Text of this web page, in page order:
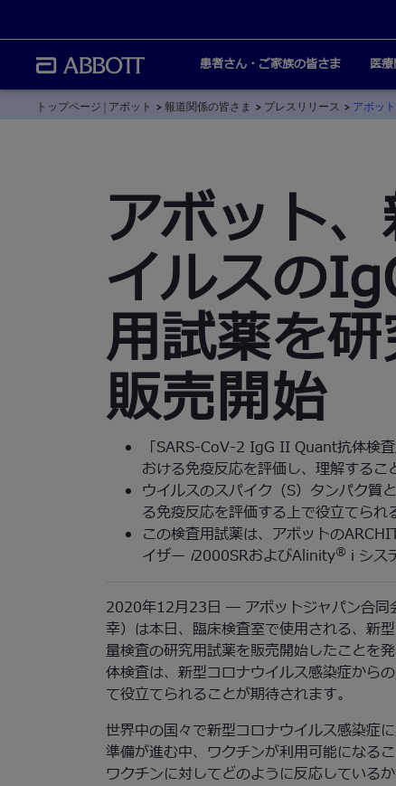
患者さん・ご家族の皆さま 医
トップページ | アボット 報道関係の皆さま プレスリリース アボッ
アボット
イルスの
用試薬を
販売開始
「SARS-CoV-2 IgG II Quant抗体検
おける免疫反応を評価し、理解するこ
ウイルスのスパイク（S）タンパク質
る免疫反応を評価する上で役立てられ
この検査用試薬は、アボットの
イザー i2000SRおよびAlinity® i シス
2020年12月23日 ― アボットジャパン合
幸）は本日、臨床検査室で使用される、新
量検査の研究用試薬を販売開始したことを
体検査は、新型コロナウイルス感染症から
て役立てられることが期待されます。
世界中の国々で新型コロナウイルス感染症
準備が進む中、ワクチンが利用可能になる
ワクチンに対してどのように反応している